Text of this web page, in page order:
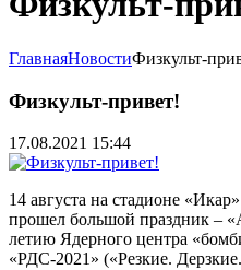
ГлавнаяНовостиФизкульт-
Физкульт-привет!
17.08.2021 15:44
14 августа на стадионе
прошел большой праздник –
летию Ядерного центра
«РДС-2021» («Резкие.